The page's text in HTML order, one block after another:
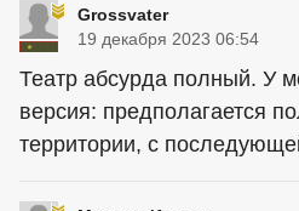
Grossvater
19 декабря 2023 06:54
Театр абсурда полный. У
версия: предполагается
территории, с